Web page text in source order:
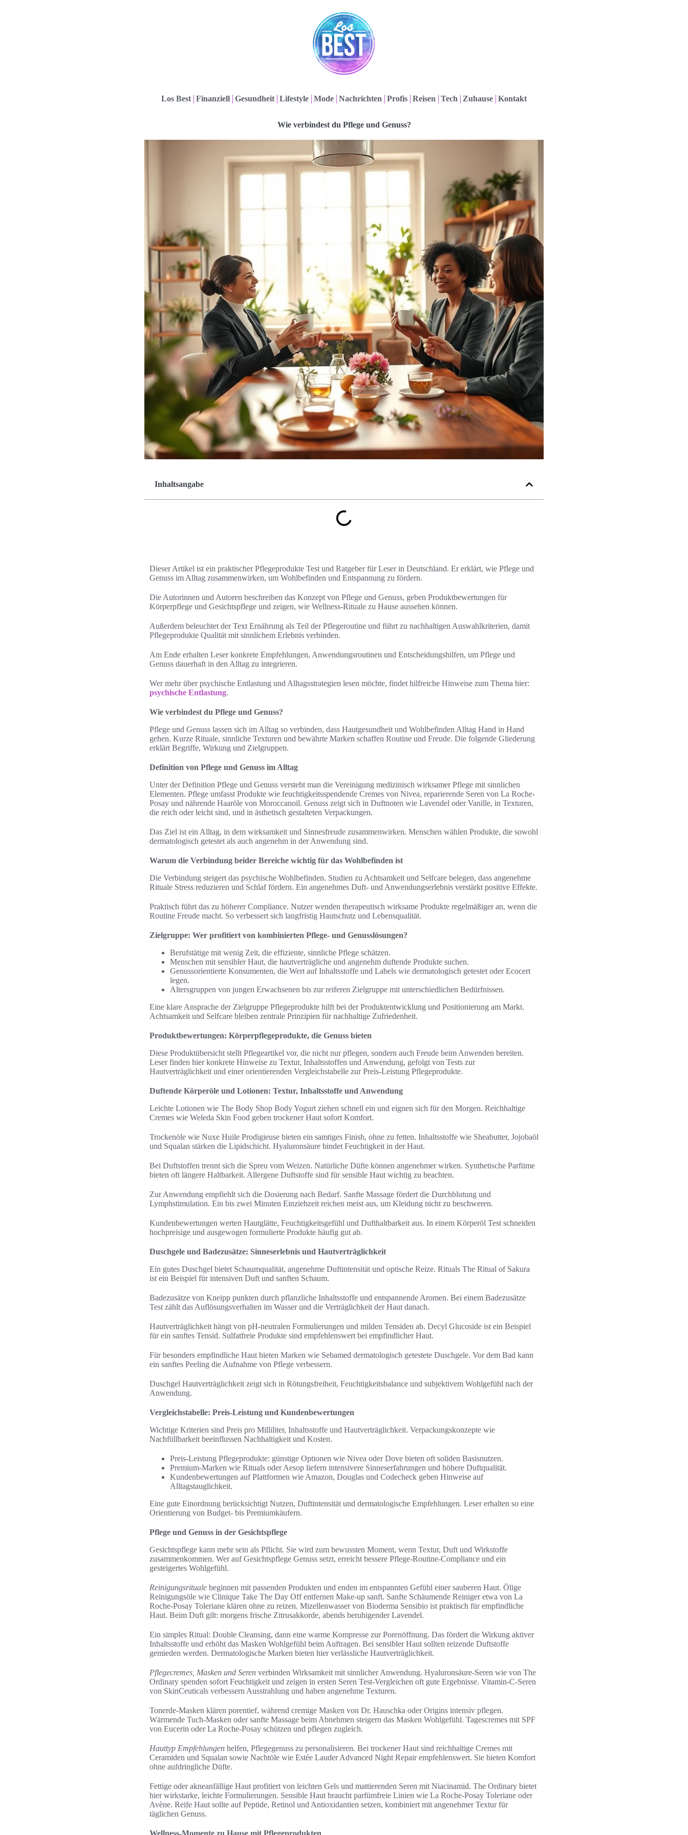
Los Best Finanziell Gesundheit Lifestyle Mode Nachrichten Profis Reisen Tech Zuhause Kontakt
Wie verbindest du Pflege und Genuss?
Inhaltsangabe
Dieser Artikel ist ein praktischer Pflegeprodukte Test und Ratgeber für Leser in Deutschland. Er erklärt, wie Pflege und
Genuss im Alltag zusammenwirken, um Wohlbefinden und Entspannung zu fördern.
Die Autorinnen und Autoren beschreiben das Konzept von Pflege und Genuss, geben Produktbewertungen für
Körperpflege und Gesichtspflege und zeigen, wie Wellness-Rituale zu Hause aussehen können.
Außerdem beleuchtet der Text Ernährung als Teil der Pflegeroutine und führt zu nachhaltigen Auswahlkriterien, damit
Pflegeprodukte Qualität mit sinnlichem Erlebnis verbinden.
Am Ende erhalten Leser konkrete Empfehlungen, Anwendungsroutinen und Entscheidungshilfen, um Pflege und
Genuss dauerhaft in den Alltag zu integrieren.
Wer mehr über psychische Entlastung und Alltagsstrategien lesen möchte, findet hilfreiche Hinweise zum Thema hier:
psychische Entlastung.
Wie verbindest du Pflege und Genuss?
Pflege und Genuss lassen sich im Alltag so verbinden, dass Hautgesundheit und Wohlbefinden Alltag Hand in Hand
gehen. Kurze Rituale, sinnliche Texturen und bewährte Marken schaffen Routine und Freude. Die folgende Gliederung
erklärt Begriffe, Wirkung und Zielgruppen.
Definition von Pflege und Genuss im Alltag
Unter der Definition Pflege und Genuss versteht man die Vereinigung medizinisch wirksamer Pflege mit sinnlichen
Elementen. Pflege umfasst Produkte wie feuchtigkeitsspendende Cremes von Nivea, reparierende Seren von La Roche-
Posay und nährende Haaröle von Moroccanoil. Genuss zeigt sich in Duftnoten wie Lavendel oder Vanille, in Texturen,
die reich oder leicht sind, und in ästhetisch gestalteten Verpackungen.
Das Ziel ist ein Alltag, in dem wirksamkeit und Sinnesfreude zusammenwirken. Menschen wählen Produkte, die sowohl
dermatologisch getestet als auch angenehm in der Anwendung sind.
Warum die Verbindung beider Bereiche wichtig für das Wohlbefinden ist
Die Verbindung steigert das psychische Wohlbefinden. Studien zu Achtsamkeit und Selfcare belegen, dass angenehme
Rituale Stress reduzieren und Schlaf fördern. Ein angenehmes Duft- und Anwendungserlebnis verstärkt positive Effekte.
Praktisch führt das zu höherer Compliance. Nutzer wenden therapeutisch wirksame Produkte regelmäßiger an, wenn die
Routine Freude macht. So verbessert sich langfristig Hautschutz und Lebensqualität.
Zielgruppe: Wer profitiert von kombinierten Pflege- und Genusslösungen?
Berufstätige mit wenig Zeit, die effiziente, sinnliche Pflege schätzen.
Menschen mit sensibler Haut, die hautverträgliche und angenehm duftende Produkte suchen.
Genussorientierte Konsumenten, die Wert auf Inhaltsstoffe und Labels wie dermatologisch getestet oder Ecocert
legen.
Altersgruppen von jungen Erwachsenen bis zur reiferen Zielgruppe mit unterschiedlichen Bedürfnissen.
Eine klare Ansprache der Zielgruppe Pflegeprodukte hilft bei der Produktentwicklung und Positionierung am Markt.
Achtsamkeit und Selfcare bleiben zentrale Prinzipien für nachhaltige Zufriedenheit.
Produktbewertungen: Körperpflegeprodukte, die Genuss bieten
Diese Produktübersicht stellt Pflegeartikel vor, die nicht nur pflegen, sondern auch Freude beim Anwenden bereiten.
Leser finden hier konkrete Hinweise zu Textur, Inhaltsstoffen und Anwendung, gefolgt von Tests zur
Hautverträglichkeit und einer orientierenden Vergleichstabelle zur Preis-Leistung Pflegeprodukte.
Duftende Körperöle und Lotionen: Textur, Inhaltsstoffe und Anwendung
Leichte Lotionen wie The Body Shop Body Yogurt ziehen schnell ein und eignen sich für den Morgen. Reichhaltige
Cremes wie Weleda Skin Food geben trockener Haut sofort Komfort.
Trockenöle wie Nuxe Huile Prodigieuse bieten ein samtiges Finish, ohne zu fetten. Inhaltsstoffe wie Sheabutter, Jojobaöl
und Squalan stärken die Lipidschicht. Hyaluronsäure bindet Feuchtigkeit in der Haut.
Bei Duftstoffen trennt sich die Spreu vom Weizen. Natürliche Düfte können angenehmer wirken. Synthetische Parfüme
bieten oft längere Haltbarkeit. Allergene Duftstoffe sind für sensible Haut wichtig zu beachten.
Zur Anwendung empfiehlt sich die Dosierung nach Bedarf. Sanfte Massage fördert die Durchblutung und
Lymphstimulation. Ein bis zwei Minuten Einziehzeit reichen meist aus, um Kleidung nicht zu beschweren.
Kundenbewertungen werten Hautglätte, Feuchtigkeitsgefühl und Dufthaltbarkeit aus. In einem Körperöl Test schneiden
hochpreisige und ausgewogen formulierte Produkte häufig gut ab.
Duschgele und Badezusätze: Sinneserlebnis und Hautverträglichkeit
Ein gutes Duschgel bietet Schaumqualität, angenehme Duftintensität und optische Reize. Rituals The Ritual of Sakura
ist ein Beispiel für intensiven Duft und sanften Schaum.
Badezusätze von Kneipp punkten durch pflanzliche Inhaltsstoffe und entspannende Aromen. Bei einem Badezusätze
Test zählt das Auflösungsverhalten im Wasser und die Verträglichkeit der Haut danach.
Hautverträglichkeit hängt von pH-neutralen Formulierungen und milden Tensiden ab. Decyl Glucoside ist ein Beispiel
für ein sanftes Tensid. Sulfatfreie Produkte sind empfehlenswert bei empfindlicher Haut.
Für besonders empfindliche Haut bieten Marken wie Sebamed dermatologisch getestete Duschgele. Vor dem Bad kann
ein sanftes Peeling die Aufnahme von Pflege verbessern.
Duschgel Hautverträglichkeit zeigt sich in Rötungsfreiheit, Feuchtigkeitsbalance und subjektivem Wohlgefühl nach der
Anwendung.
Vergleichstabelle: Preis-Leistung und Kundenbewertungen
Wichtige Kriterien sind Preis pro Milliliter, Inhaltsstoffe und Hautverträglichkeit. Verpackungskonzepte wie
Nachfüllbarkeit beeinflussen Nachhaltigkeit und Kosten.
Preis-Leistung Pflegeprodukte: günstige Optionen wie Nivea oder Dove bieten oft soliden Basisnutzen.
Premium-Marken wie Rituals oder Aesop liefern intensivere Sinneserfahrungen und höhere Duftqualität.
Kundenbewertungen auf Plattformen wie Amazon, Douglas und Codecheck geben Hinweise auf
Alltagstauglichkeit.
Eine gute Einordnung berücksichtigt Nutzen, Duftintensität und dermatologische Empfehlungen. Leser erhalten so eine
Orientierung von Budget- bis Premiumkäufern.
Pflege und Genuss in der Gesichtspflege
Gesichtspflege kann mehr sein als Pflicht. Sie wird zum bewussten Moment, wenn Textur, Duft und Wirkstoffe
zusammenkommen. Wer auf Gesichtspflege Genuss setzt, erreicht bessere Pflege-Routine-Compliance und ein
gesteigertes Wohlgefühl.
Reinigungsrituale beginnen mit passenden Produkten und enden im entspannten Gefühl einer sauberen Haut. Ölige
Reinigungsöle wie Clinique Take The Day Off entfernen Make-up sanft. Sanfte Schäumende Reiniger etwa von La
Roche-Posay Toleriane klären ohne zu reizen. Mizellenwasser von Bioderma Sensibio ist praktisch für empfindliche
Haut. Beim Duft gilt: morgens frische Zitrusakkorde, abends beruhigender Lavendel.
Ein simples Ritual: Double Cleansing, dann eine warme Kompresse zur Porenöffnung. Das fördert die Wirkung aktiver
Inhaltsstoffe und erhöht das Masken Wohlgefühl beim Auftragen. Bei sensibler Haut sollten reizende Duftstoffe
gemieden werden. Dermatologische Marken bieten hier verlässliche Hautverträglichkeit.
Pflegecremes, Masken und Seren verbinden Wirksamkeit mit sinnlicher Anwendung. Hyaluronsäure-Seren wie von The
Ordinary spenden sofort Feuchtigkeit und zeigen in ersten Seren Test-Vergleichen oft gute Ergebnisse. Vitamin-C-Seren
von SkinCeuticals verbessern Ausstrahlung und haben angenehme Texturen.
Tonerde-Masken klären porentief, während cremige Masken von Dr. Hauschka oder Origins intensiv pflegen.
Wärmende Tuch-Masken oder sanfte Massage beim Abnehmen steigern das Masken Wohlgefühl. Tagescremes mit SPF
von Eucerin oder La Roche-Posay schützen und pflegen zugleich.
Hauttyp Empfehlungen helfen, Pflegegenuss zu personalisieren. Bei trockener Haut sind reichhaltige Cremes mit
Ceramiden und Squalan sowie Nachtöle wie Estée Lauder Advanced Night Repair empfehlenswert. Sie bieten Komfort
ohne aufdringliche Düfte.
Fettige oder akneanfällige Haut profitiert von leichten Gels und mattierenden Seren mit Niacinamid. The Ordinary bietet
hier wirkstarke, leichte Formulierungen. Sensible Haut braucht parfümfreie Linien wie La Roche-Posay Toleriane oder
Avène. Reife Haut sollte auf Peptide, Retinol und Antioxidantien setzen, kombiniert mit angenehmer Textur für
täglichen Genuss.
Wellness-Momente zu Hause mit Pflegeprodukten